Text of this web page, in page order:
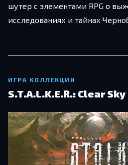
шутер с элементами RPG о
исследованиях и тайнах
ИГРА КОЛЛЕКЦИИ
S.T.A.L.K.E.R.: Clear Sky